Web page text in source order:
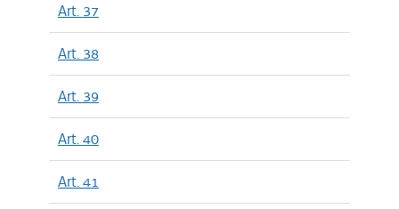
Art. 37
Art. 38
Art. 39
Art. 40
Art. 41